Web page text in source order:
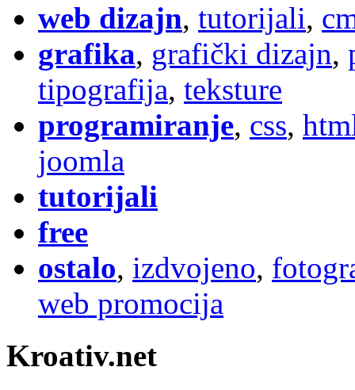
web dizajn, tutorijali,
grafika, grafički dizajn,
tipografija, teksture
programiranje, css,
joomla
tutorijali
free
ostalo, izdvojeno,
web promocija
Kroativ.net